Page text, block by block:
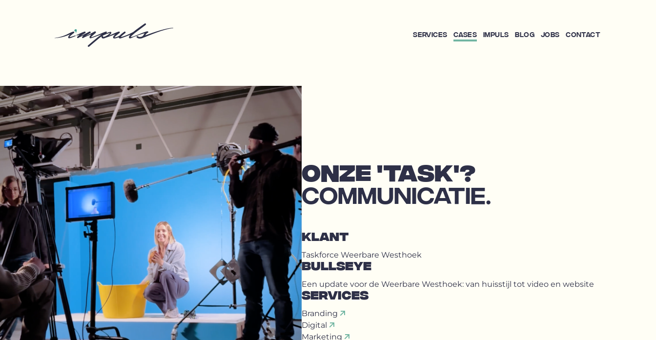
Services Cases Impuls Blog Jobs Contact
ONZE 'TASK'?
COMMUNICATIE.
KLANT
Taskforce Weerbare Westhoek
BULLSEYE
Een update voor de Weerbare Westhoek: van huisstijl tot video en website
SERVICES
Branding
Digital
Marketing